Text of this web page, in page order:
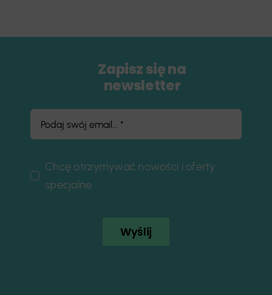
Zapisz się na
newsletter
Chcę otrzymywać nowości i oferty
specjalne
Wyślij